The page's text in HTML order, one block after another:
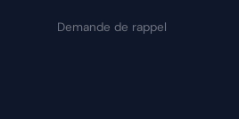
Demande de rappel